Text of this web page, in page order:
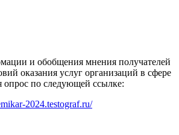
и обобщения мнения получателей
оказания услуг организаций в сфере
опрос по следующей ссылке:
2024.testograf.ru/